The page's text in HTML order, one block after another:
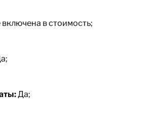
включена в стоимость;
Да;